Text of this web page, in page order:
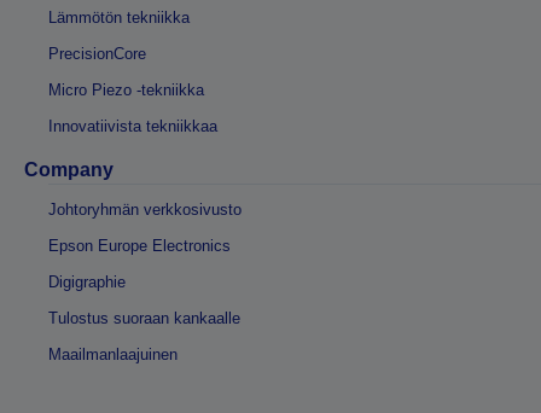
Lämmötön tekniikka
PrecisionCore
Micro Piezo -tekniikka
Innovatiivista tekniikkaa
Company
Johtoryhmän verkkosivusto
Epson Europe Electronics
Digigraphie
Tulostus suoraan kankaalle
Maailmanlaajuinen